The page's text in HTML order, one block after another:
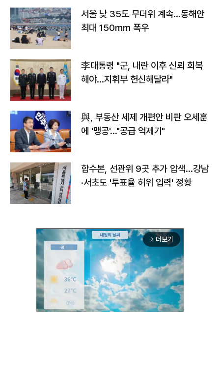
서울 낮 35도 무더위 계속…동해안
최대 150㎜ 폭우
李대통령 "군, 내란 이후 신뢰 회복
해야…지휘부 헌신해달라"
與, 부동산 세제 개편안 비판 오세훈
에 '맹공'…"공급 억제기"
합수본, 선관위 9곳 추가 압색…강남
·서초도 '투표율 허위 입력' 정황
arrow_forward_ios 더보기